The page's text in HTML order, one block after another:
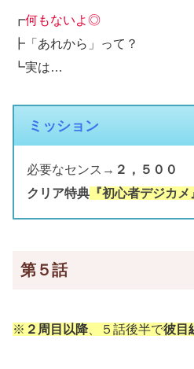
┏何もないよ◎
┣「あれから」って？
┗実は…
ミッション
必要なセンス→ ２，５００
クリア特典 『初心者デジカメ
第５話
※ ２周目以降、５話後半で彼目